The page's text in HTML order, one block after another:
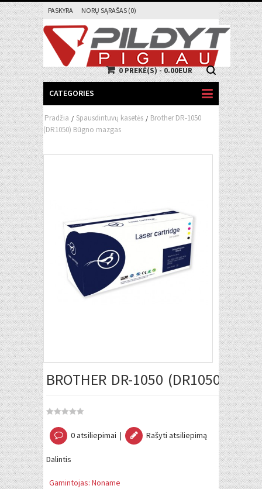
PASKYRA NORŲ SĄRAŠAS (0)
0 PREKĖ(S) - 0.00EUR
CATEGORIES
Pradžia / Spausdintuvų kasetės / Brother DR-1050
(DR1050) Būgno mazgas
BROTHER DR-1050 (DR1050)
0 atsiliepimai | Rašyti atsiliepimą
Dalintis
Gamintojas: Noname